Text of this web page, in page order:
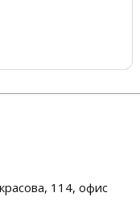
114, офис